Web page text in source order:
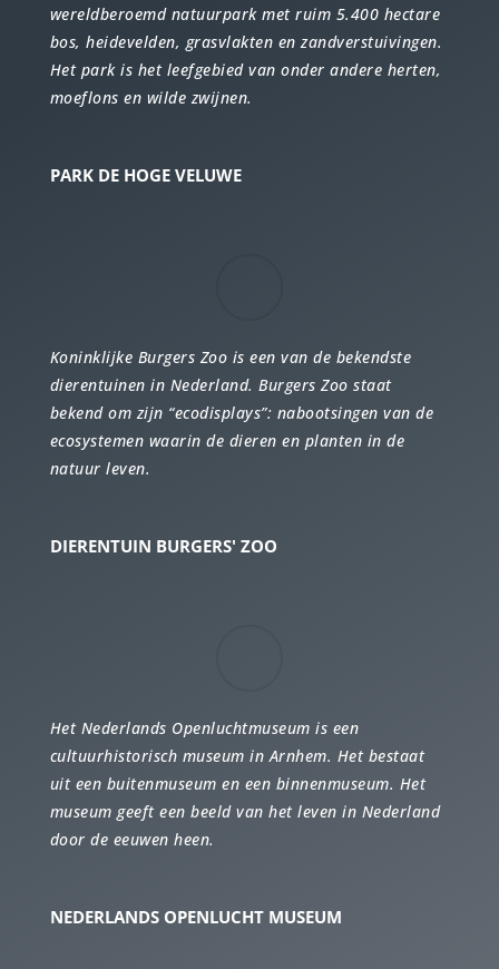
wereldberoemd natuurpark met ruim 5.400 hectare
bos, heidevelden, grasvlakten en zandverstuivingen.
Het park is het leefgebied van onder andere herten,
moeflons en wilde zwijnen.
PARK DE HOGE VELUWE
Koninklijke Burgers Zoo is een van de bekendste
dierentuinen in Nederland. Burgers Zoo staat
bekend om zijn “ecodisplays”: nabootsingen van de
ecosystemen waarin de dieren en planten in de
natuur leven.
DIERENTUIN BURGERS' ZOO
Het Nederlands Openluchtmuseum is een
cultuurhistorisch museum in Arnhem. Het bestaat
uit een buitenmuseum en een binnenmuseum. Het
museum geeft een beeld van het leven in Nederland
door de eeuwen heen.
NEDERLANDS OPENLUCHT MUSEUM